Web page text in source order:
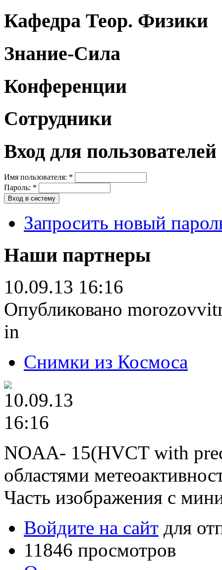
Кафедра Теор. Физики
Знание-Сила
Конференции
Сотрудники
Вход для пользователей
Имя пользователя: *
Пароль: *
Запросить новый
Наши партнеры
10.09.13 16:16
Опубликовано
in
Снимки из Космоса
NOAA- 15(HVCT with
областями
Часть изображения с
Войдите на сайт для
11846 просмотров